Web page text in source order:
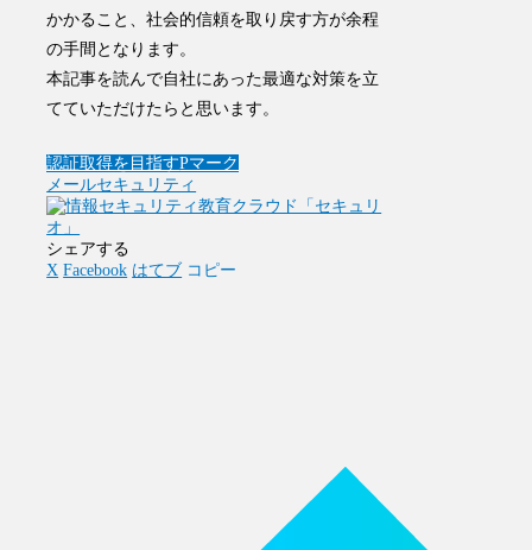
かかること、社会的信頼を取り戻す方が余程
の手間となります。
本記事を読んで自社にあった最適な対策を立
てていただけたらと思います。
認証取得を目指すPマーク
メールセキュリティ
シェアする
X Facebook はてブ コピー